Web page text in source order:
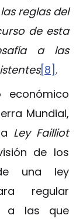
reglas del
de esta
a las
[8] .
económico
Mundial,
Ley Failliot
de los
una ley
regular
a las que